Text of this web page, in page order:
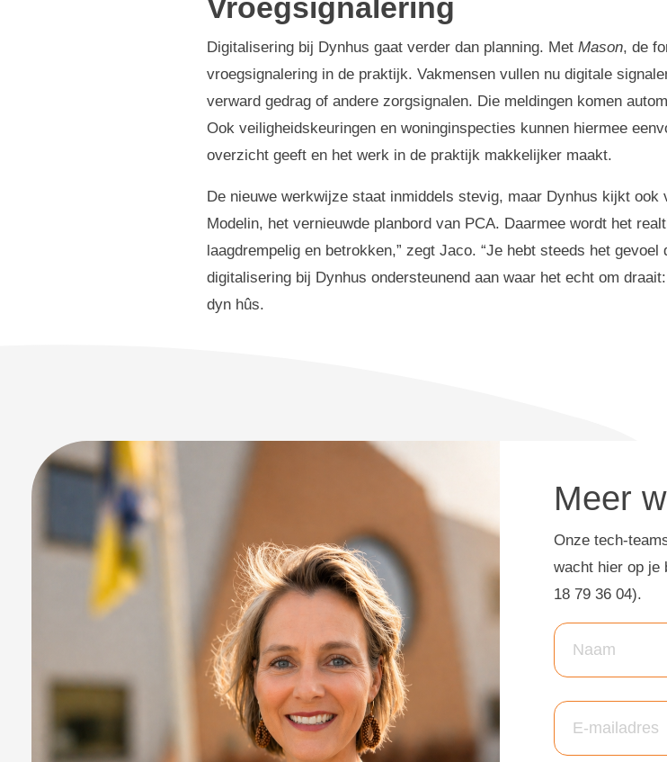
Vroegsignalering
Digitalisering bij Dynhus gaat verder dan planning. Met Mason, de
vroegsignalering in de praktijk. Vakmensen vullen nu digitale
verward gedrag of andere zorgsignalen. Die meldingen komen
Ook veiligheidskeuringen en woninginspecties kunnen hiermee
overzicht geeft en het werk in de praktijk makkelijker maakt.
De nieuwe werkwijze staat inmiddels stevig, maar Dynhus kijkt
Modelin, het vernieuwde planbord van PCA. Daarmee wordt het
laagdrempelig en betrokken,” zegt Jaco. “Je hebt steeds het
digitalisering bij Dynhus ondersteunend aan waar het echt om
dyn hûs.
Meer
Onze tech-
wacht hier op je
18 79 36 04).